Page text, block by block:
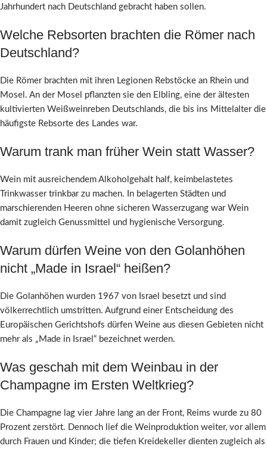
Jahrhundert nach Deutschland gebracht haben sollen.
Welche Rebsorten brachten die Römer nach
Deutschland?
Die Römer brachten mit ihren Legionen Rebstöcke an Rhein und
Mosel. An der Mosel pflanzten sie den Elbling, eine der ältesten
kultivierten Weißweinreben Deutschlands, die bis ins Mittelalter die
häufigste Rebsorte des Landes war.
Warum trank man früher Wein statt Wasser?
Wein mit ausreichendem Alkoholgehalt half, keimbelastetes
Trinkwasser trinkbar zu machen. In belagerten Städten und
marschierenden Heeren ohne sicheren Wasserzugang war Wein
damit zugleich Genussmittel und hygienische Versorgung.
Warum dürfen Weine von den Golanhöhen
nicht „Made in Israel“ heißen?
Die Golanhöhen wurden 1967 von Israel besetzt und sind
völkerrechtlich umstritten. Aufgrund einer Entscheidung des
Europäischen Gerichtshofs dürfen Weine aus diesen Gebieten nicht
mehr als „Made in Israel“ bezeichnet werden.
Was geschah mit dem Weinbau in der
Champagne im Ersten Weltkrieg?
Die Champagne lag vier Jahre lang an der Front, Reims wurde zu 80
Prozent zerstört. Dennoch lief die Weinproduktion weiter, vor allem
durch Frauen und Kinder; die tiefen Kreidekeller dienten zugleich als